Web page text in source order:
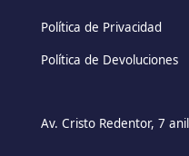
Política de Privacidad
Política de Devoluciones
Av. Cristo Redentor, 7